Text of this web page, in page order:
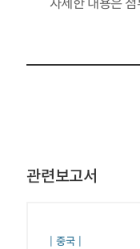
자세한 내용은
관련보고서
중국